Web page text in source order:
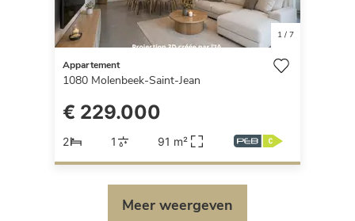
1/ 7
Appartement
1080 Molenbeek-Saint-Jean
€ 229.000
2 1 91 m²
Meer weergeven